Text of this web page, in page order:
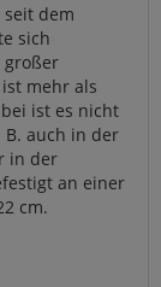
dem
sich
großer
mehr als
ist es nicht
auch in der
in der
an einer
cm.